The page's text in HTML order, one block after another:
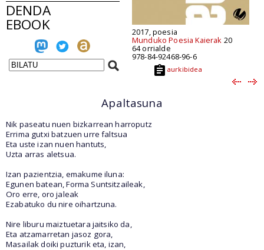
DENDA
EBOOK 2017, poesia
Munduko Poesia Kaierak 20
64 orrialde
978-84-92468-96-6
aurkibidea
Apaltasuna
Nik paseatu nuen bizkarrean harroputz
Errima gutxi batzuen urre faltsua
Eta uste izan nuen hantuts,
Uzta arras aletsua.
Izan pazientzia, emakume iluna:
Egunen batean, Forma Suntsitzaileak,
Oro erre, oro jaleak
Ezabatuko du nire oihartzuna.
Nire liburu maiztuetara jaitsiko da,
Eta atzamarretan jasoz gora,
Masailak doiki puzturik eta, izan,